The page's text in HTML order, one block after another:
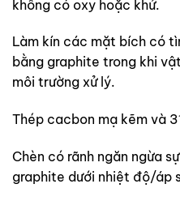
không có oxy hoặc khử.
Làm kín các mặt bích có
bằng graphite trong khi
môi trường xử lý.
Thép cacbon mạ kẽm và
Chèn có rãnh ngăn ngừa
graphite dưới nhiệt độ/áp